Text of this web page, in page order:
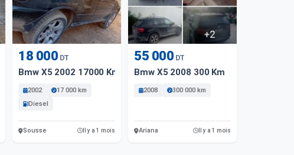
18 000 DT
Bmw X5 2002 17000 Km
2002
17 000 km
Diesel
Sousse Il y a 1 mois
55 000 DT
Bmw X5 2008 300 Km
2008 300 000 km
Ariana Il y a 1 mois